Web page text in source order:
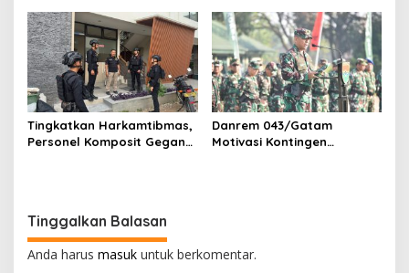
TMMD (TNI Manunggal
Membangun Desa)
Polres Lampung Tengah
Tingkatkan Harkamtibmas,
Personel Komposit Gegana
Danrem 043/Gatam
Motivasi Kontingen
Tinggalkan Balasan
Anda harus masuk untuk berkomentar.